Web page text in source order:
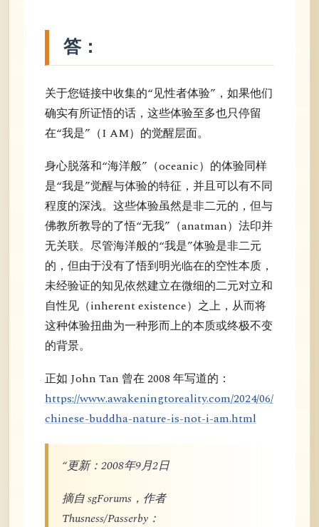
答：
关于您链接中收集的“见性者体验”，如果他们
确实有所证悟的话，这些体验至多也只停留
在“我是”（I AM）的觉醒层面。
身心脱落和“海洋般”（oceanic）的体验同样
是“我是”觉醒与体验的特征，并且可以有不同
程度的深浅。这些体验虽然是非二元的，但与
佛教所教导的了悟“无我”（anatman）法印并
无关联。尽管海洋般的“我是”体验是非二元
的，但由于没有了悟到明光临在的空性本质，
未经验证的知见依然建立在微细的二元对立和
自性见（inherent existence）之上，从而将
这种体验扭曲为一种形而上的本质或终极不变
的背景。
正如 John Tan 曾在 2008 年写道的：
https://www.awakeningtoreality.com/2024/06/
chinese-buddha-nature-is-not-i-am.html
“更新：2008年9月2日
摘自 sgForums，作者
Thusness/Passerby：